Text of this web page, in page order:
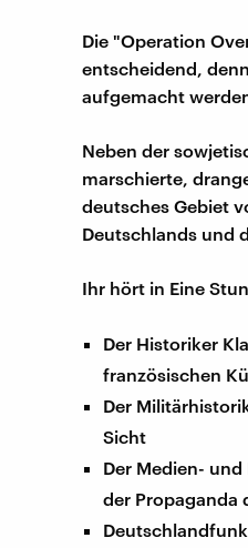
Die "Operation
entscheidend,
aufgemacht
Neben der
marschierte,
deutsches Gebiet
Deutschlands und
Ihr hört in Eine
Der Historiker
französischen
Der
Sicht
Der Medien-
der Propaganda